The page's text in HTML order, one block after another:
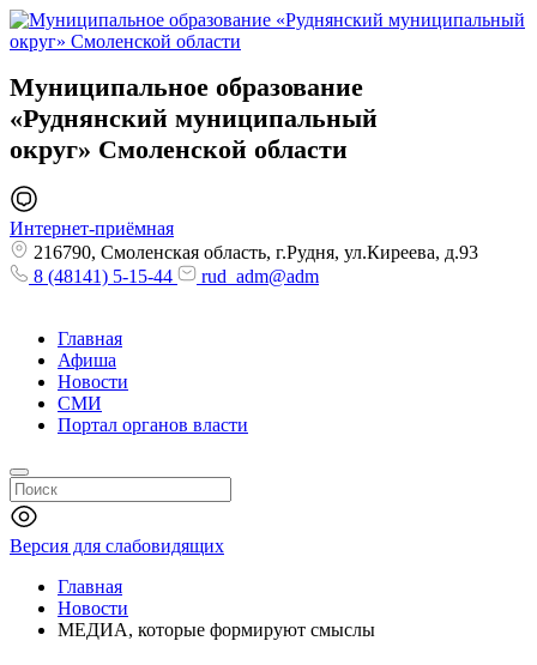
Муниципальное образование
«Руднянский муниципальный
округ» Смоленской области
Интернет-приёмная
216790, Смоленская область, г.Рудня, ул.Киреева, д.93
8 (48141) 5-15-44
rud_adm@adm
Главная
Афиша
Новости
СМИ
Портал органов власти
Версия для слабовидящих
Главная
Новости
МЕДИА, которые формируют смыслы